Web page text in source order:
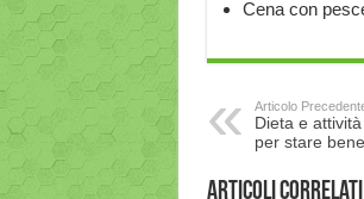
Cena con
Articolo
Dieta e
per stare bene
Articoli correlati